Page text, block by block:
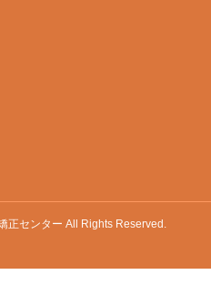
正センター All Rights Reserved.